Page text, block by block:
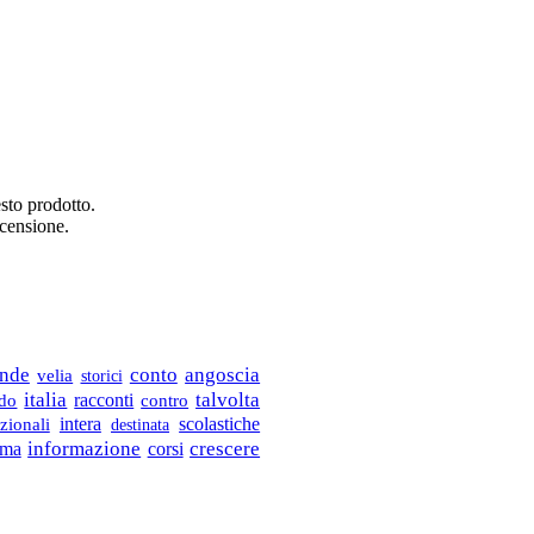
prodotto.
velia storici conto angoscia
italia racconti contro talvolta
intera destinata scolastiche
informazione corsi crescere